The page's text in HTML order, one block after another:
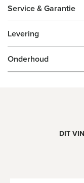
Service & Garantie
Levering
Onderhoud
DIT